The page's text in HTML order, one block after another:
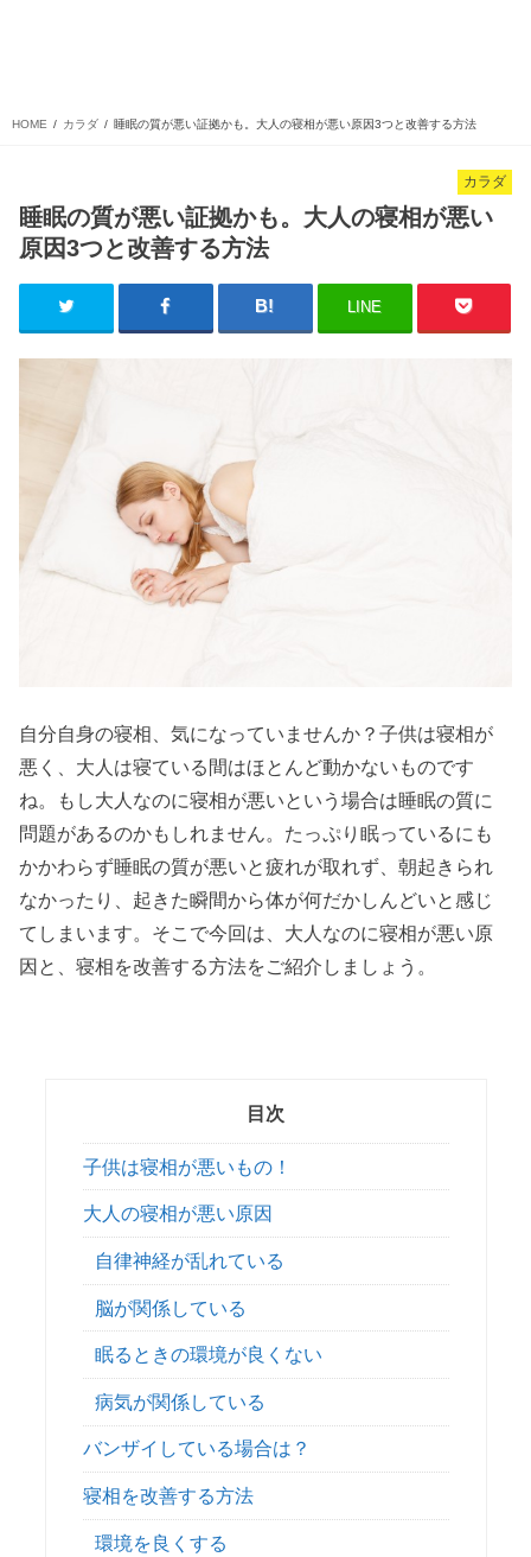
HOME カラダ 睡眠の質が悪い証拠かも。大人の寝相が悪い原因3つと改善する方法
カラダ
睡眠の質が悪い証拠かも。大人の寝相が悪い
原因3つと改善する方法
LINE
自分自身の寝相、気になっていませんか？子供は寝相が
悪く、大人は寝ている間はほとんど動かないものです
ね。もし大人なのに寝相が悪いという場合は睡眠の質に
問題があるのかもしれません。たっぷり眠っているにも
かかわらず睡眠の質が悪いと疲れが取れず、朝起きられ
なかったり、起きた瞬間から体が何だかしんどいと感じ
てしまいます。そこで今回は、大人なのに寝相が悪い原
因と、寝相を改善する方法をご紹介しましょう。
目次
子供は寝相が悪いもの！
大人の寝相が悪い原因
自律神経が乱れている
脳が関係している
眠るときの環境が良くない
病気が関係している
バンザイしている場合は？
寝相を改善する方法
環境を良くする